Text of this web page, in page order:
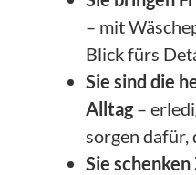
– mit
Blick fürs
Sie sind die
Alltag–
sorgen dafür,
Sie